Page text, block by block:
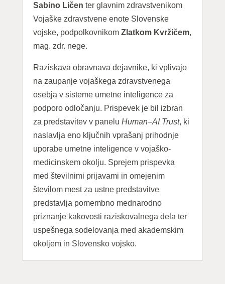
Sabino Ličen ter glavnim zdravstvenikom
Vojaške zdravstvene enote Slovenske
vojske, podpolkovnikom Zlatkom Kvržičem,
mag. zdr. nege.
Raziskava obravnava dejavnike, ki vplivajo
na zaupanje vojaškega zdravstvenega
osebja v sisteme umetne inteligence za
podporo odločanju. Prispevek je bil izbran
za predstavitev v panelu Human–AI Trust, ki
naslavlja eno ključnih vprašanj prihodnje
uporabe umetne inteligence v vojaško-
medicinskem okolju. Sprejem prispevka
med številnimi prijavami in omejenim
številom mest za ustne predstavitve
predstavlja pomembno mednarodno
priznanje kakovosti raziskovalnega dela ter
uspešnega sodelovanja med akademskim
okoljem in Slovensko vojsko.